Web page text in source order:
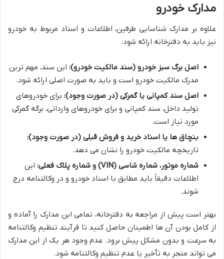
مدارک خودرو
علاوه بر مدارک شناسایی طرفین، اطلاعات و اسناد مربوط به خودرو
نیز باید به دفترخانه ارائه شود:
اصل برگ سبز خودرو (سند مالکیت خودرو): این سند، مهم ترین
مدرک مالکیت خودرو است و باید به صورت اصلی ارائه شود.
اصل سند کمپانی یا گمرکی (در صورت وجود): برای خودروهای
تولید داخل، سند کمپانی و برای خودروهای وارداتی، برگه گمرکی
مورد نیاز است.
بنچاق ها یا اسناد خرید و فروش قبلی (در صورت وجود):
تاریخچه مالکیت خودرو را نشان می دهد.
شماره موتور، شماره شاسی (VIN) و شماره پلاک فعلی:
این
اطلاعات دقیقاً باید مطابق با اسناد خودرو و در وکالتنامه درج
شوند.
بهتر است پیش از مراجعه به دفترخانه، تمامی این مدارک را آماده و
از کامل بودن آن ها اطمینان حاصل کنید تا فرآیند تنظیم وکالتنامه
به سرعت و بدون مشکل پیش برود. عدم وجود هر یک از این مدارک
می تواند منجر به تأخیر یا عدم تنظیم وکالتنامه شود.